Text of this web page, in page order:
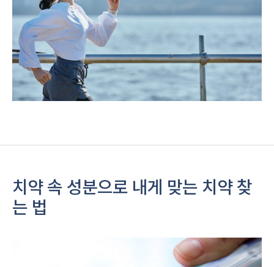
치약 속 성분으로 내게 맞는 치약 찾
는 법